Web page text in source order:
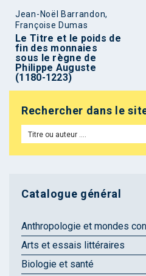
Jean-Noël Barrandon,
Françoise Dumas
Le Titre et le poids de
fin des monnaies
sous le règne de
Philippe Auguste
(1180-1223)
Rechercher dans le
Catalogue général
Anthropologie et mondes
Arts et essais littéraires
Biologie et santé